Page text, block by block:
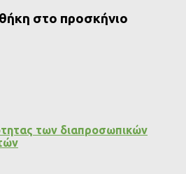
στο προσκήνιο
των διαπροσωπικών